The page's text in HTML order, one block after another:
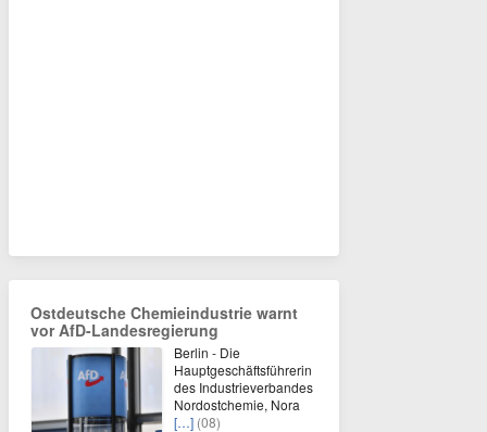
Ostdeutsche Chemieindustrie warnt
vor AfD-Landesregierung
Berlin - Die
Hauptgeschäftsführerin
des Industrieverbandes
Nordostchemie, Nora
[…] (08)